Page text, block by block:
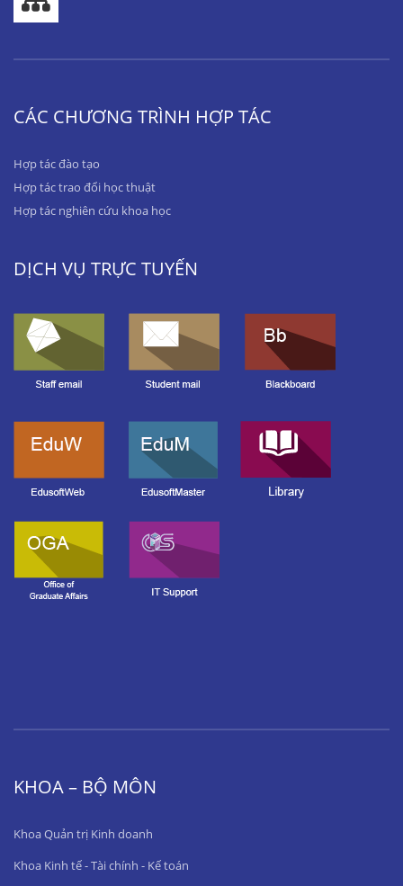
CÁC CHƯƠNG TRÌNH HỢP TÁC
Hợp tác đào tạo
Hợp tác trao đổi học thuật
Hợp tác nghiên cứu khoa học
DỊCH VỤ TRỰC TUYẾN
KHOA – BỘ MÔN
Khoa Quản trị Kinh doanh
Khoa Kinh tế - Tài chính - Kế toán